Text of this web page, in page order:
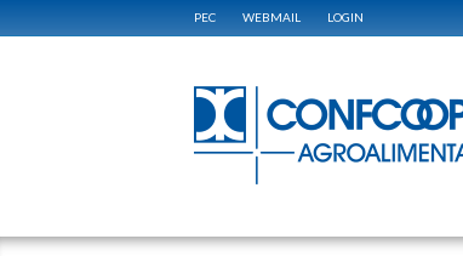
PEC WEBMAIL LOGIN